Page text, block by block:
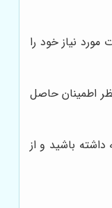
مورد نیاز خود را
اطمینان حاصل
باشید و از